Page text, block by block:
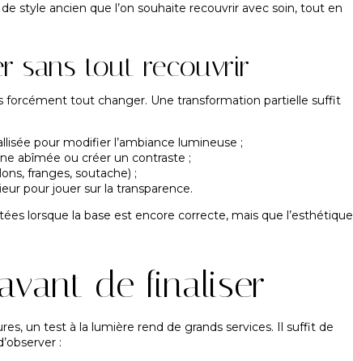
style ancien que l’on souhaite recouvrir avec soin, tout en
sans tout recouvrir
forcément tout changer. Une transformation partielle suffit
pour modifier l’ambiance lumineuse ;
abîmée ou créer un contraste ;
franges, soutache) ;
pour jouer sur la transparence.
lorsque la base est encore correcte, mais que l’esthétique
de finaliser
un test à la lumière rend de grands services. Il suffit de
: